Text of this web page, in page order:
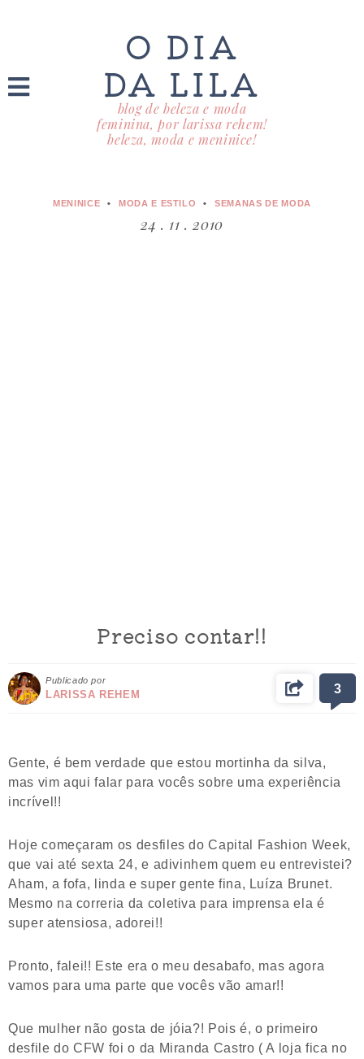
O DIA
DA LILA
blog de beleza e moda
feminina, por larissa rehem!
beleza, moda e meninice!
MENINICE MODA E ESTILO SEMANAS DE MODA
24 . 11 . 2010
Preciso contar!!
Publicado por
LARISSA REHEM 3
Gente, é bem verdade que estou mortinha da silva,
mas vim aqui falar para vocês sobre uma experiência
incrível!!
Hoje começaram os desfiles do Capital Fashion Week,
que vai até sexta 24, e adivinhem quem eu entrevistei?
Aham, a fofa, linda e super gente fina, Luíza Brunet.
Mesmo na correria da coletiva para imprensa ela é
super atensiosa, adorei!!
Pronto, falei!! Este era o meu desabafo, mas agora
vamos para uma parte que vocês vão amar!!
Que mulher não gosta de jóia?! Pois é, o primeiro
desfile do CFW foi o da Miranda Castro ( A loja fica no